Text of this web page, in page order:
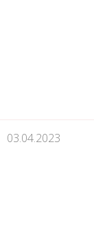
03.04.2023